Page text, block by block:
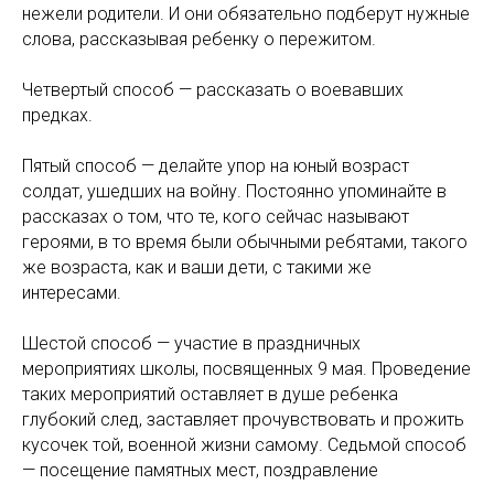
нежели родители. И они обязательно подберут нужные
слова, рассказывая ребенку о пережитом.
Четвертый способ — рассказать о воевавших
предках.
Пятый способ — делайте упор на юный возраст
солдат, ушедших на войну. Постоянно упоминайте в
рассказах о том, что те, кого сейчас называют
героями, в то время были обычными ребятами, такого
же возраста, как и ваши дети, с такими же
интересами.
Шестой способ — участие в праздничных
мероприятиях школы, посвященных 9 мая. Проведение
таких мероприятий оставляет в душе ребенка
глубокий след, заставляет прочувствовать и прожить
кусочек той, военной жизни самому. Седьмой способ
— посещение памятных мест, поздравление